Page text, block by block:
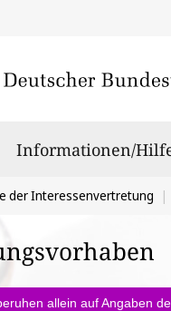
Informationen/
der Interessenvertretung
allein auf Angaben